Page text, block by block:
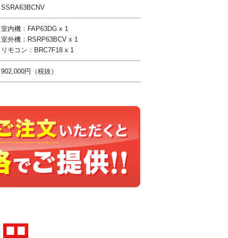
SSRA63BCNV
室内機：FAP63DG x 1
室外機：RSRP63BCV x 1
リモコン：BRC7F18 x 1
902,000円（税抜）